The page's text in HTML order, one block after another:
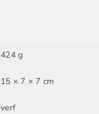
424 g
15 × 7 × 7 cm
verf